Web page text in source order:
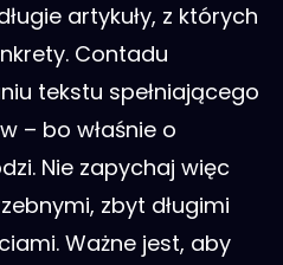
artykuły, z których
Contadu
tekstu spełniającego
– bo właśnie o
Nie zapychaj więc
zbyt długimi
Ważne jest, aby